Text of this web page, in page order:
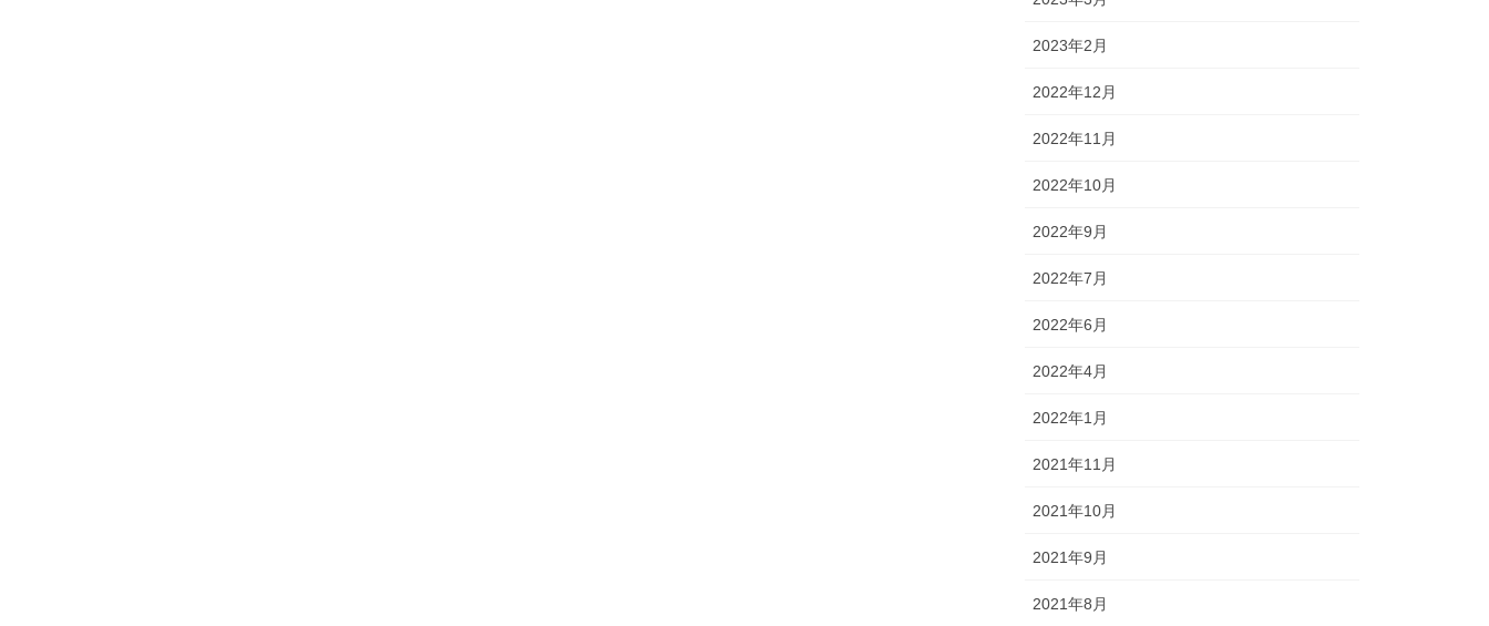
2023年2月
2022年12月
2022年11月
2022年10月
2022年9月
2022年7月
2022年6月
2022年4月
2022年1月
2021年11月
2021年10月
2021年9月
2021年8月